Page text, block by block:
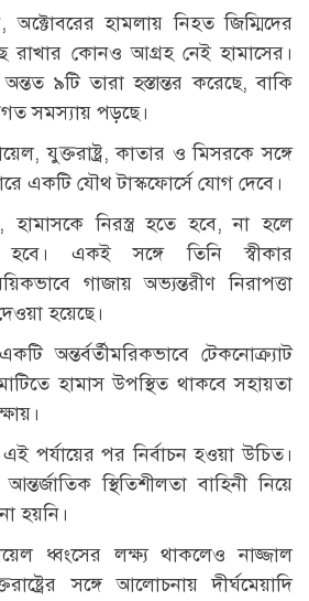
অক্টোবরের হামলায় নিহত জিম্মিদের
রাখার কোনও আগ্রহ নেই হামাসের।
৯টি তারা হস্তান্তর করেছে, বাকি
সমস্যায় পড়ছে।
যুক্তরাষ্ট্র, কাতার ও মিসরকে সঙ্গে
একটি যৌথ টাস্কফোর্সে যোগ দেবে।
হামাসকে নিরস্ত্র হতে হবে, না হলে
একই সঙ্গে তিনি স্বীকার
গাজায় অভ্যন্তরীণ নিরাপত্তা
হয়েছে।
অন্তর্বর্তীমরিকভাবে টেকনোক্র্যাট
হামাস উপস্থিত থাকবে সহায়তা
পর্যায়ের পর নির্বাচন হওয়া উচিত।
আন্তর্জাতিক স্থিতিশীলতা বাহিনী নিয়ে
হয়নি।
ধ্বংসের লক্ষ্য থাকলেও নাজ্জাল
সঙ্গে আলোচনায় দীর্ঘমেয়াদি